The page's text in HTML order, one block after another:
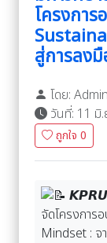
โครงกา
สู่การลง
โดย:
วันที่: 11 มิ
ถูกใจ 0
𝙆𝙋𝙍𝙐
จัดโครงการ
Mindset : จ